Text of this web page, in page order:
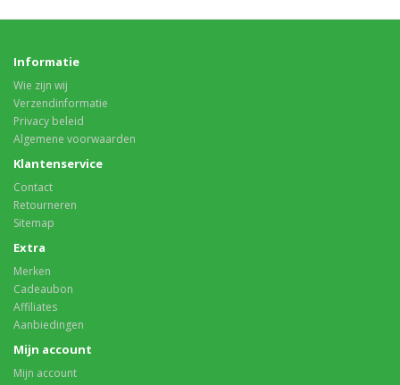
Informatie
Wie zijn wij
Verzendinformatie
Privacy beleid
Algemene voorwaarden
Klantenservice
Contact
Retourneren
Sitemap
Extra
Merken
Cadeaubon
Affiliates
Aanbiedingen
Mijn account
Mijn account